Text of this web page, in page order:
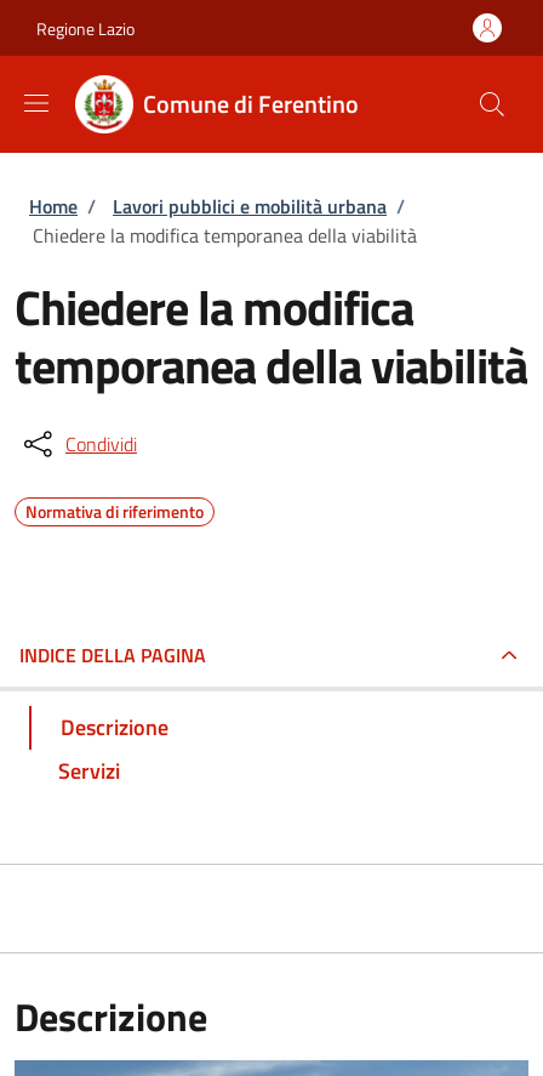
Regione Lazio
Comune di Ferentino
Briciole di pane
Home / Lavori pubblici e mobilità urbana /
Chiedere la modifica temporanea della viabilità
Chiedere la modifica
temporanea della viabilità
Condividi
Normativa di riferimento
INDICE DELLA PAGINA
Descrizione
Servizi
Descrizione